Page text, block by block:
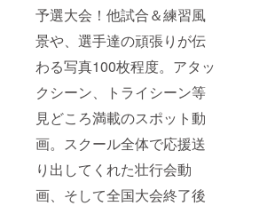
予選大会！他試合＆練習風
景や、選手達の頑張りが伝
わる写真100枚程度。アタッ
クシーン、トライシーン等
見どころ満載のスポット動
画。スクール全体で応援送
り出してくれた壮行会動
画、そして全国大会終了後